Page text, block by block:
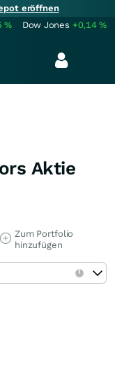
eröffnen
% Dow Jones +0,14%
Aktie
Zum Portfolio
hinzufügen